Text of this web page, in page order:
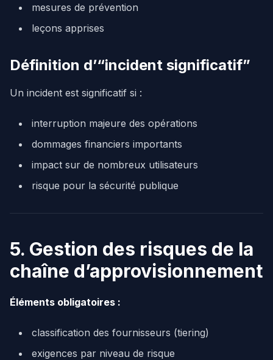
mesures de prévention
leçons apprises
Définition d’“incident significatif”
Un incident est significatif si :
interruption majeure des opérations
dommages financiers importants
impact sur de nombreux utilisateurs
risque pour la sécurité publique
5. Gestion des risques de la
chaîne d’approvisionnement
Éléments obligatoires :
classification des fournisseurs (tiering)
exigences par niveau de risque